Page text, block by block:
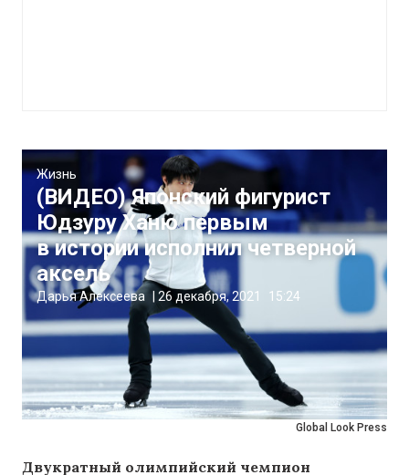
Global Look Press
Жизнь
(ВИДЕО) Японский фигурист
Юдзуру Ханю первым
в истории исполнил четверной
аксель
Дарья Алексеева 26 декабря, 2021 15:24
Двукратный олимпийский чемпион